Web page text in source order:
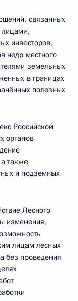
связанных
инвесторов,
недр местного
земельных
в границах
полезных
Российской
органов
также
и подземных
Лесного
изменения,
лицам лесных
без проведения